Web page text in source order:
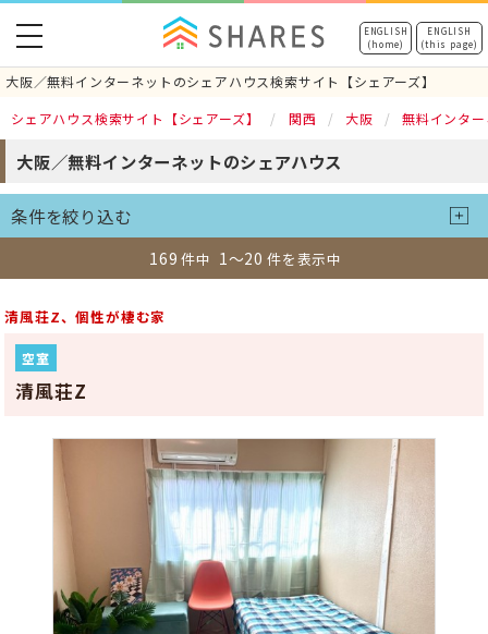
ENGLISH
(home)
ENGLISH
(this page)
大阪／無料インターネットのシェアハウス検索サイト【シェアーズ】
toggle
navigation
シェアハウス検索サイト【シェアーズ】 関西 大阪 無料インタ
大阪／無料インターネットのシェアハウス
条件を絞り込む
169 件中 1～20 件を表示中
清風荘Z、個性が棲む家
空室
清風荘Z